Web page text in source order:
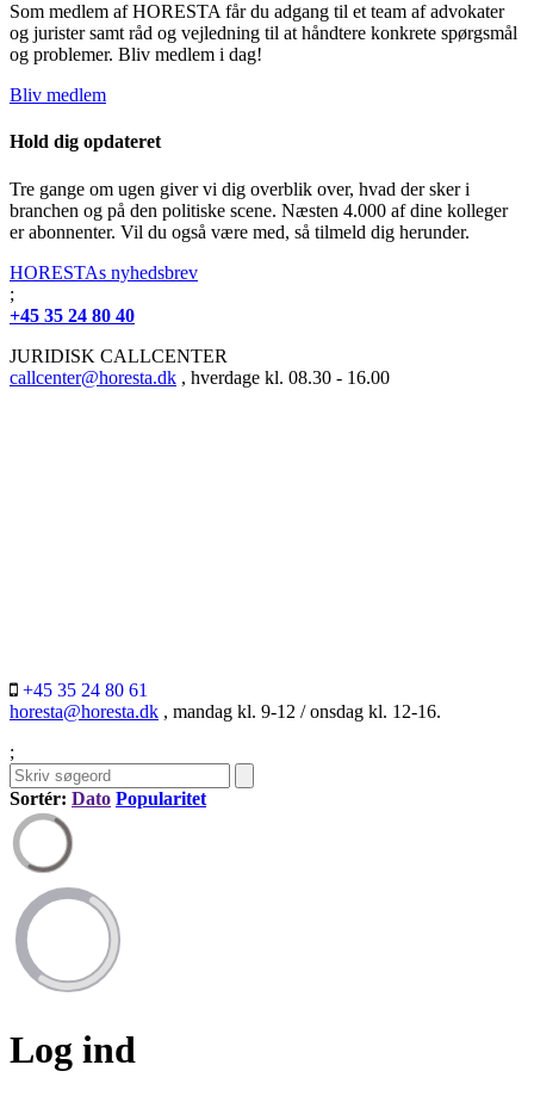
Som medlem af HORESTA får du adgang til et team af advokater
og jurister samt råd og vejledning til at håndtere konkrete spørgsmål
og problemer. Bliv medlem i dag!
Bliv medlem
Hold dig opdateret
Tre gange om ugen giver vi dig overblik over, hvad der sker i
branchen og på den politiske scene. Næsten 4.000 af dine kolleger
er abonnenter. Vil du også være med, så tilmeld dig herunder.
HORESTAs nyhedsbrev
;
+45 35 24 80 40
JURIDISK CALLCENTER
callcenter@horesta.dk , hverdage kl. 08.30 - 16.00
+45 35 24 80 61
horesta@horesta.dk , mandag kl. 9-12 / onsdag kl. 12-16.
;
Sortér: Dato Popularitet
Log ind